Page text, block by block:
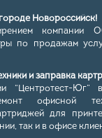
Новороссийск!
компании
по продажам
и заправка
“Центротест-Юг”
офисной
для
так и в офисе